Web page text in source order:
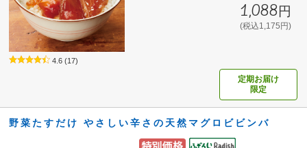
1,088円
(税込1,175円)
4.6 (17)
定期お届け
限定
野菜たすだけ やさしい辛さの天然マグロビビンバ